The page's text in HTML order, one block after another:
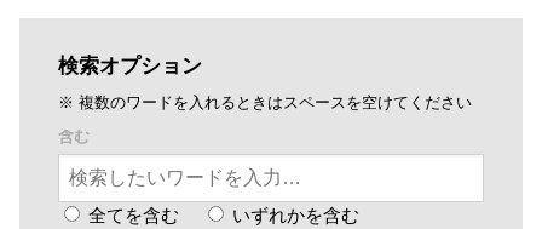
検索オプション
※ 複数のワードを入れるときはスペースを空けてください
含む
全てを含む いずれかを含む